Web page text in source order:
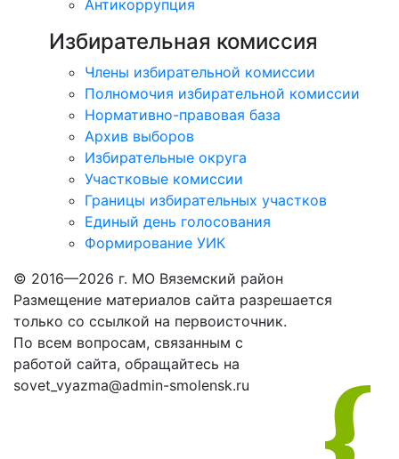
Антикоррупция
Избирательная комиссия
Члены избирательной комиссии
Полномочия избирательной комиссии
Нормативно-правовая база
Архив выборов
Избирательные округа
Участковые комиссии
Границы избирательных участков
Единый день голосования
Формирование УИК
© 2016—2026 г. МО Вяземский район
Размещение материалов сайта разрешается
только со ссылкой на первоисточник.
По всем вопросам, связанным с
работой сайта, обращайтесь на
sovet_vyazma@admin-smolensk.ru